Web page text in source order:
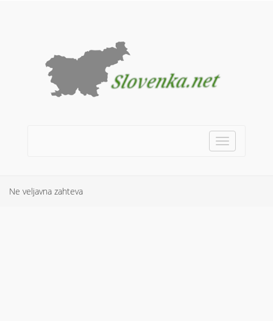
Toggle
navigation
Ne veljavna zahteva